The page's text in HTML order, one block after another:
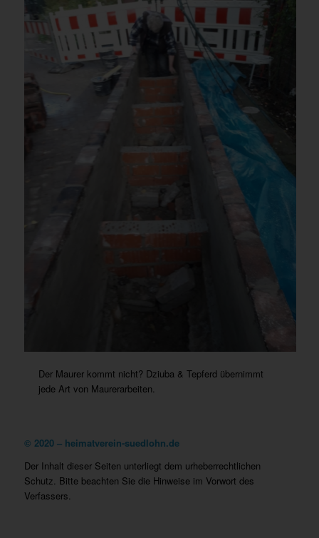
Der Maurer kommt nicht? Dziuba & Tepferd übernimmt
jede Art von Maurerarbeiten.
© 2020 – heimatverein-suedlohn.de
Der Inhalt dieser Seiten unterliegt dem urheberrechtlichen
Schutz. Bitte beachten Sie die Hinweise im Vorwort des
Verfassers.